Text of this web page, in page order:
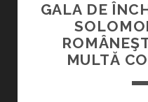
GALA DE
MULTĂ